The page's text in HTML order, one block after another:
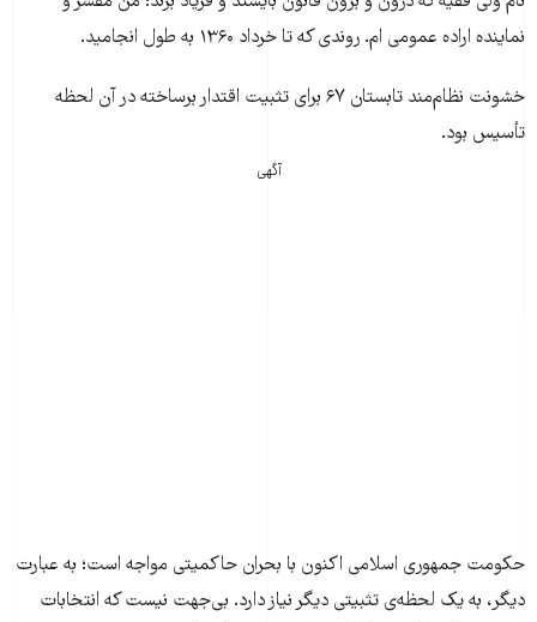
نماینده اراده عمومی ام. روندی که تا خرداد ۱۳۶۰ به طول انجامید.
خشونت نظام‌مند تابستان ۶۷ برای تثبیت اقتدار برساخته در آن لحظه
تأسیس بود.
آگهی
حکومت جمهوری اسلامی اکنون با بحران حاکمیتی مواجه است؛ به عبارت
دیگر، به یک لحظه‌ی تثبیتی دیگر نیاز دارد. بی‌جهت نیست که انتخابات